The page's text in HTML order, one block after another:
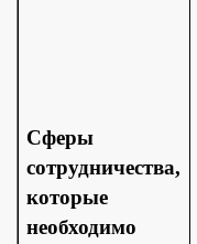
Сферы
сотрудничества,
которые
необходимо